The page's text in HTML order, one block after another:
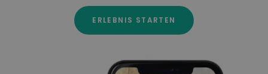
ERLEBNIS STARTEN